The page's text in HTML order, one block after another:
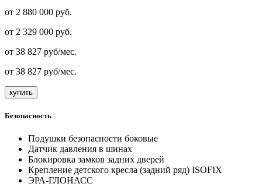
от 2 880 000 руб.
от 2 329 000 руб.
от 38 827 руб/мес.
от 38 827 руб/мес.
купить
Безопасность
Подушки безопасности боковые
Датчик давления в шинах
Блокировка замков задних дверей
Крепление детского кресла (задний ряд) ISOFIX
ЭРА-ГЛОНАСС